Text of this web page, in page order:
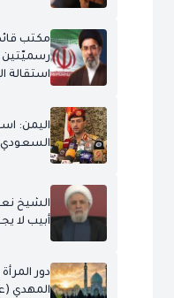
مكتب
رسميّتين
استقالة
اليمن:
السعودي
الشيخ
أبيب لا
دور
المهدي